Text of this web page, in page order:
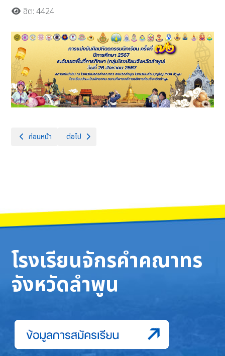
ฮิต: 4424
เนื้อหาก่อนหน้า: การแข่งขันฟิสิกส์สัประยุทธ์ครั้งที่ 12
ก่อนหน้า เนื้อหาถัดไป: เปิดบ้านจักรคำฯ ปีการศึกษา 2567 “120 ปี
ต่อไป
โรงเรียนจักรคำคณาทร
จังหวัดลำพูน